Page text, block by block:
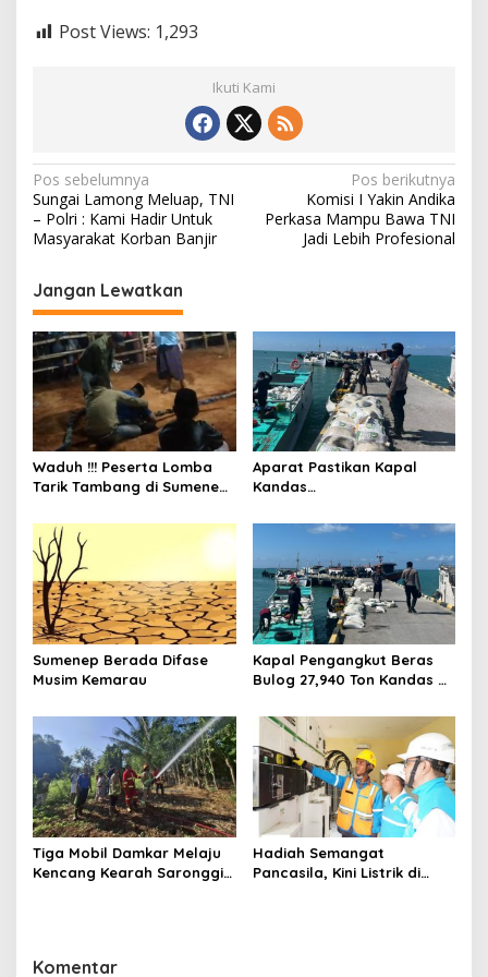
Post Views: 1,293
Ikuti Kami
N
a
v
i
g
a
s
i
p
o
s
Pos sebelumnya
Sungai Lamong Meluap, TNI
– Polri : Kami Hadir Untuk
Masyarakat Korban Banjir
Pos berikutnya
Komisi I Yakin Andika
Perkasa Mampu Bawa TNI
Jadi Lebih Profesional
Jangan Lewatkan
Waduh !!! Peserta Lomba
Tarik Tambang di Sumenep
Aparat Pastikan Kapal
Kandas
Aman dan Tak Ada Korban
Sumenep Berada Difase
Musim Kemarau
Kapal Pengangkut Beras
Bulog 27,940 Ton Kandas di
Sumenep
Tiga Mobil Damkar Melaju
Kencang Kearah Saronggi,
Hadiah Semangat
Pancasila, Kini Listrik di
Komentar